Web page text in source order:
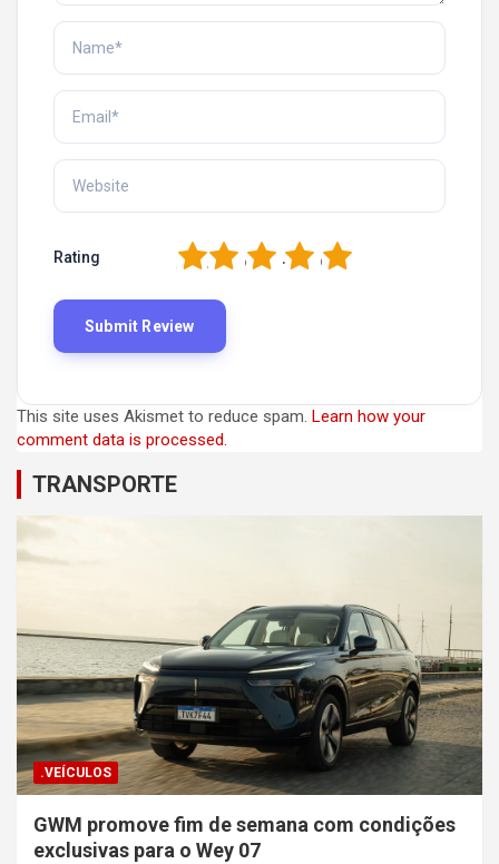
Rating 5
4
3
2
This site uses Akismet to reduce spam. Learn how your
comment data is processed.
TRANSPORTE
.VEÍCULOS
GWM promove fim de semana com condições
exclusivas para o Wey 07